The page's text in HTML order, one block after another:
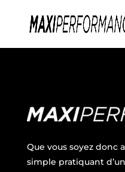
Que vous soyez donc
simple pratiquant